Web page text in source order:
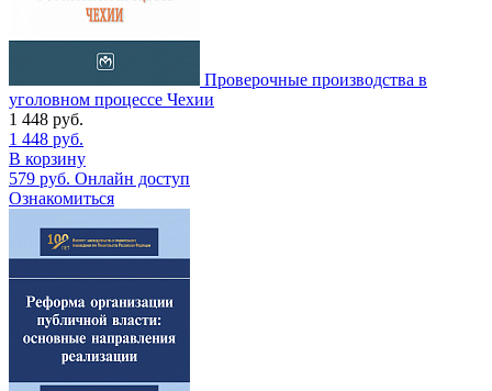
Проверочные производства в
уголовном процессе Чехии
1 448 руб.
1 448 руб.
В корзину
579 руб. Онлайн доступ
Ознакомиться